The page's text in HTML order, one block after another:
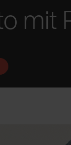
mit